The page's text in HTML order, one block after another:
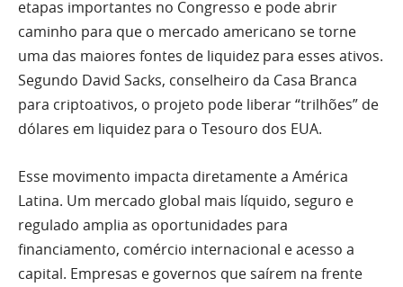
etapas importantes no Congresso e pode abrir
caminho para que o mercado americano se torne
uma das maiores fontes de liquidez para esses ativos.
Segundo David Sacks, conselheiro da Casa Branca
para criptoativos, o projeto pode liberar “trilhões” de
dólares em liquidez para o Tesouro dos EUA.
Esse movimento impacta diretamente a América
Latina. Um mercado global mais líquido, seguro e
regulado amplia as oportunidades para
financiamento, comércio internacional e acesso a
capital. Empresas e governos que saírem na frente